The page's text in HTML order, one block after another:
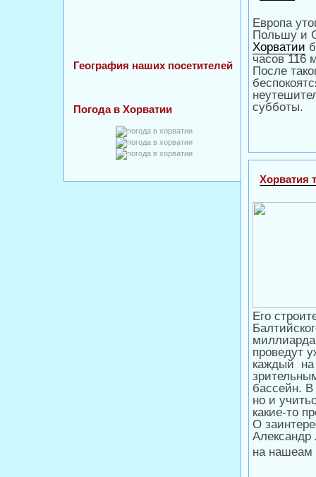
География наших посетителей
Погода в Хорватии
Европа
Польшу и
Хорватии
часов 116
После
субботы.
Хорватия
Его
проведут
каждый на
бассейн. В
но и
какие-то
О
Александр
на нашеам